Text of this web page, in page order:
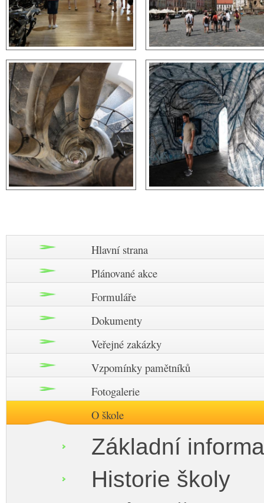
Hlavní strana
Plánované akce
Formuláře
Dokumenty
Veřejné zakázky
Vzpomínky pamětníků
Fotogalerie
O škole
Základní
Historie školy